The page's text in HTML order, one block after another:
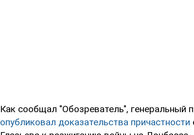
Как сообщал "Обозреватель", генеральный
опубликовал доказательства причастности